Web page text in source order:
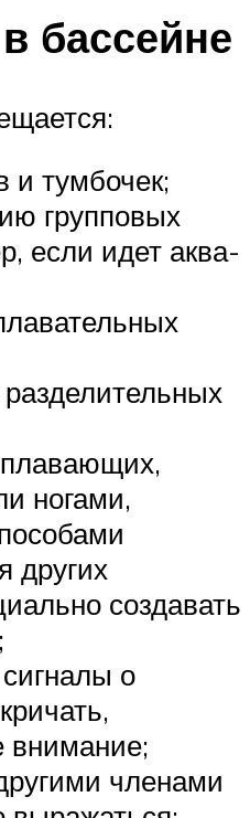
бассейне
и тумбочек;
групповых
если идет аква-
ногами,
других
создавать
о
внимание;
членами